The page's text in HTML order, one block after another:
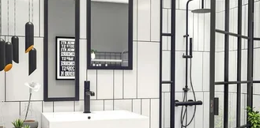
im Badezimmer
mehr lesen